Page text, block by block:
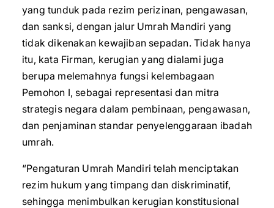
yang tunduk pada rezim perizinan, pengawasan,
dan sanksi, dengan jalur Umrah Mandiri yang
tidak dikenakan kewajiban sepadan. Tidak hanya
itu, kata Firman, kerugian yang dialami juga
berupa melemahnya fungsi kelembagaan
Pemohon I, sebagai representasi dan mitra
strategis negara dalam pembinaan, pengawasan,
dan penjaminan standar penyelenggaraan ibadah
umrah.
“Pengaturan Umrah Mandiri telah menciptakan
rezim hukum yang timpang dan diskriminatif,
sehingga menimbulkan kerugian konstitusional